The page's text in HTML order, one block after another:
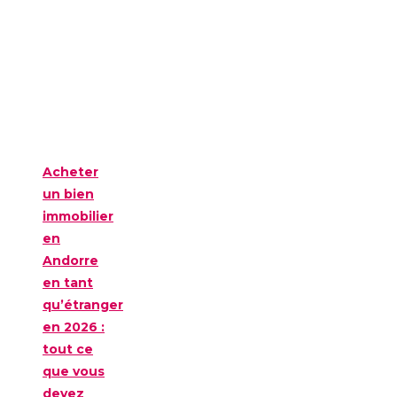
Acheter
un bien
immobilier
en
Andorre
en tant
qu’étranger
en 2026 :
tout ce
que vous
devez